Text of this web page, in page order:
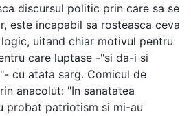
discursul politic prin care sa se
este incapabil sa rosteasca ceva
uitand chiar motivul pentru
care luptase -"si da-i si
cu atata sarg. Comicul de
anacolut: "In sanatatea
probat patriotism si mi-au